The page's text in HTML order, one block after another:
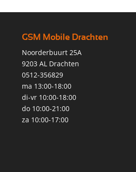
GSM Mobile Drachten
Noorderbuurt 25A
9203 AL Drachten
0512-356829
ma 13:00-18:00
di-vr 10:00-18:00
do 10:00-21:00
za 10:00-17:00